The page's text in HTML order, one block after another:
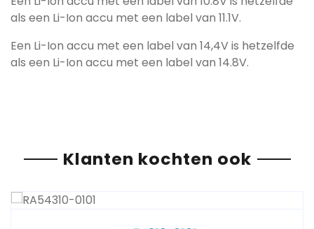
als een Li-Ion accu met een label van 11.1V.
Een Li-Ion accu met een label van 14,4V is hetzelfde
als een Li-Ion accu met een label van 14.8V.
Klanten kochten ook